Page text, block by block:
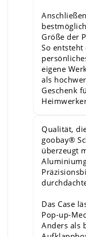
Größe der
So entsteht
eigene
als
Geschenk
Qualität,
goobay®
überzeugt
Das Case
Pop-up-
Anders als